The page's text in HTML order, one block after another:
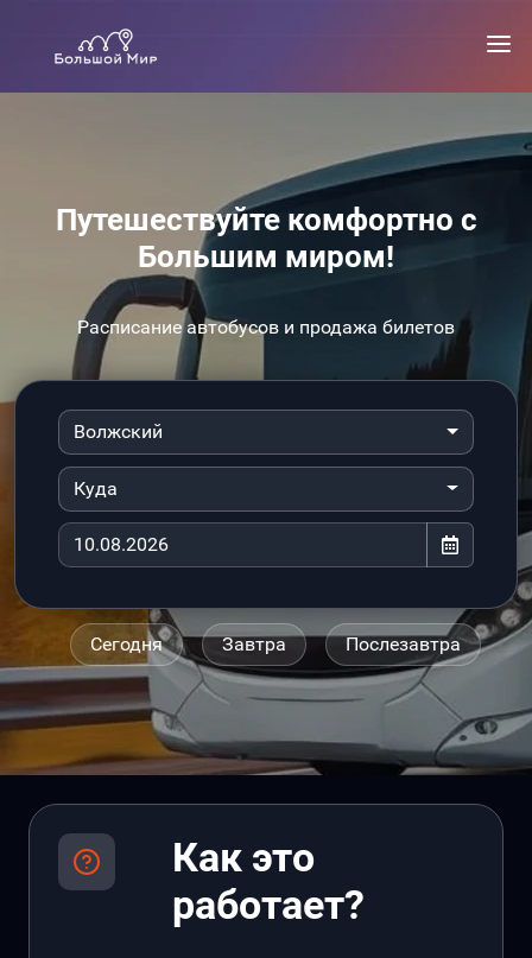
Путешествуйте комфортно с
Большим миром!
Расписание автобусов и продажа билетов
Волжский
Куда
Сегодня Завтра Послезавтра
Как это
работает?